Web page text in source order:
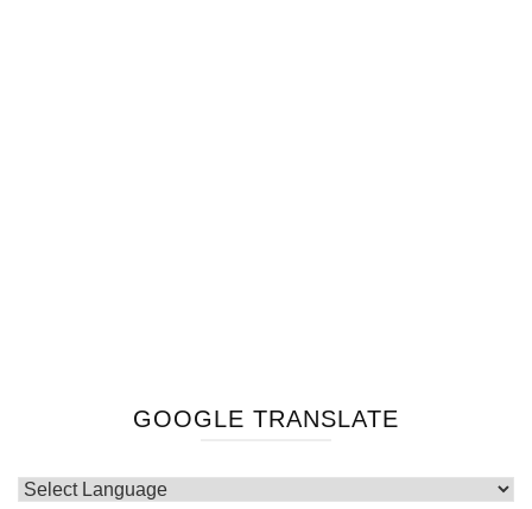
GOOGLE TRANSLATE